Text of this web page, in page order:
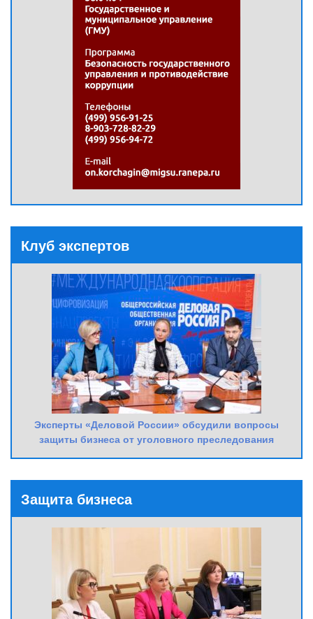
Клуб экспертов
Эксперты «Деловой России» обсудили вопросы
защиты бизнеса от уголовного преследования
Защита бизнеса